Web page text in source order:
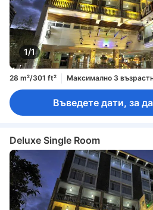
1/1
28 m²/301 ft² Максимално 3
Въведете дати, за
Deluxe Single Room